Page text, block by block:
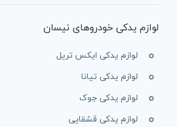
لوازم یدکی خودروهای نیسان
لوازم یدکی ایکس تریل
لوازم یدکی تیانا
لوازم یدکی جوک
لوازم یدکی قشقایی